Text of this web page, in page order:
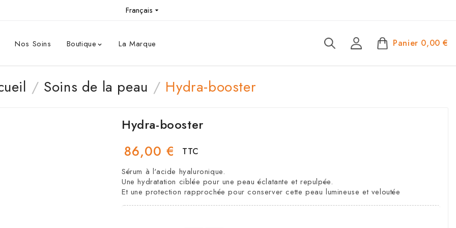
Français 
Nos Soins Boutique  La Marque Panier 0,00 €
Soins de la peau Hydra-booster
Hydra-booster
86,00 € TTC
Sérum à l'acide hyaluronique.
Une hydratation ciblée pour une peau éclatante et repulpée.
Et une protection rapprochée pour conserver cette peau lumineuse et veloutée